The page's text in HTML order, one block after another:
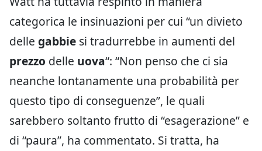
categorica le insinuazioni per cui “un divieto
delle gabbie si tradurrebbe in aumenti del
prezzo delle uova“: “Non penso che ci sia
neanche lontanamente una probabilità per
questo tipo di conseguenze”, le quali
sarebbero soltanto frutto di “esagerazione” e
di “paura”, ha commentato. Si tratta, ha